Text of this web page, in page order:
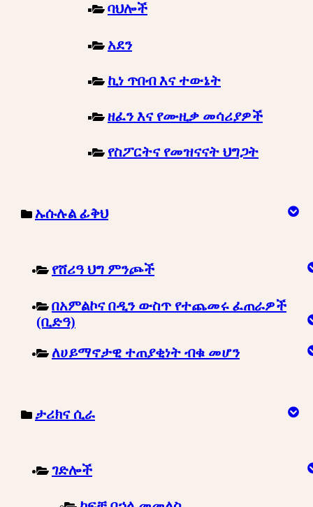
ባህሎች
አደን
ኪነ ጥበብ እና ተውኔት
ዘፈን እና የሙዚቃ መሳሪያዎች
የስፖርትና የመዝናናት ህግጋት
ኡሱሉል ፊቅህ
የሸሪዓ ህግ ምንጮች
በአምልኮና በዲን ውስጥ የተጨመሩ ፈጠራዎች
(ቢድዓ)
ለሀይማኖታዊ ተጠያቂነት ብቁ መሆን
ታሪክና ሲራ
ገድሎች